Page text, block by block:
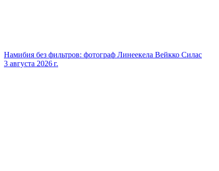
Намибия без фильтров: фотограф Линеекела Вейкко Силас
3 августа 2026 г.